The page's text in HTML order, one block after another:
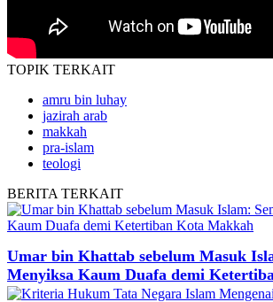
TOPIK TERKAIT
amru bin luhay
jazirah arab
makkah
pra-islam
teologi
BERITA TERKAIT
Umar bin Khattab sebelum Masuk
Menyiksa Kaum Duafa demi